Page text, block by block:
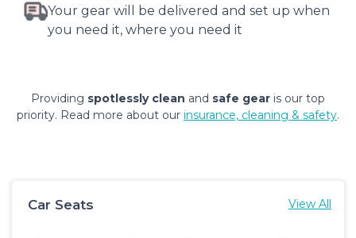
Your gear will be delivered and set up when
you need it, where you need it
Providing spotlessly clean and safe gear is our top
priority. Read more about our insurance, cleaning & safety.
Car Seats View All